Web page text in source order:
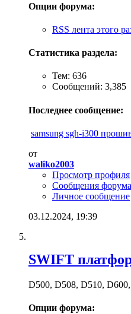
Опции форума:
RSS лента этого
Статистика раздела:
Тем: 636
Сообщений: 3,385
Последнее сообщение:
samsung sgh-i300
от
waliko2003
Просмотр профиля
Сообщения форума
Личное сообщение
03.12.2024, 19:39
SWIFT
D500, D508, D510,
Опции форума: